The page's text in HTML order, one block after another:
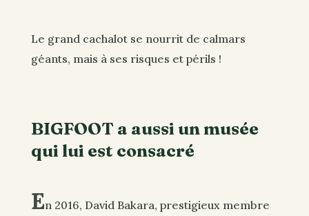
Le grand cachalot se nourrit de calmars
géants, mais à ses risques et périls !
BIGFOOT a aussi un musée
qui lui est consacré
En 2016, David Bakara, prestigieux membre